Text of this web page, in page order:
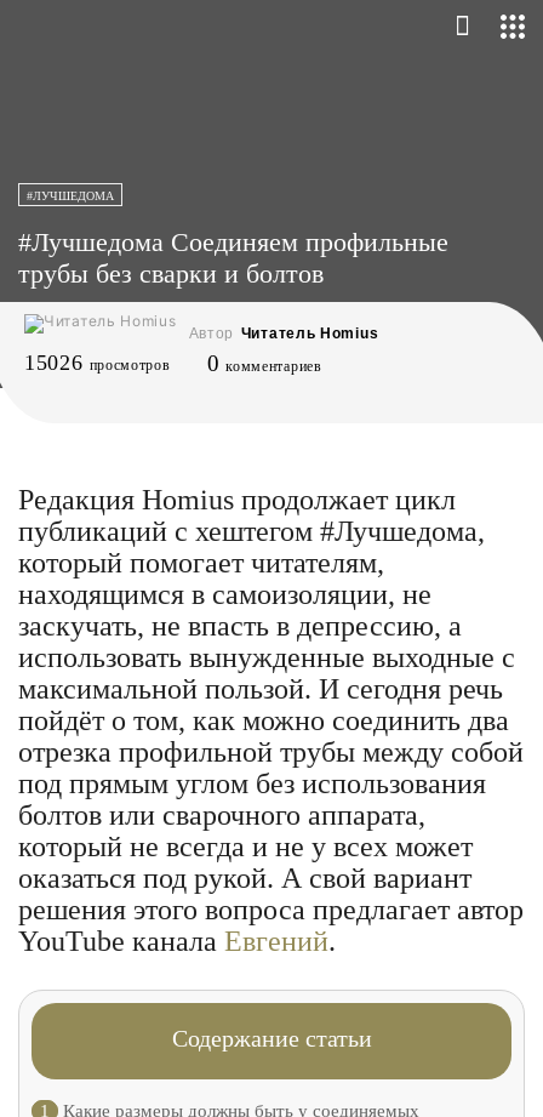
#ЛУЧШЕДОМА
#Лучшедома Соединяем профильные
трубы без сварки и болтов
Автор Читатель Homius
15026 просмотров 0 комментариев
Редакция Homius продолжает цикл
публикаций с хештегом #Лучшедома,
который помогает читателям,
находящимся в самоизоляции, не
заскучать, не впасть в депрессию, а
использовать вынужденные выходные с
максимальной пользой. И сегодня речь
пойдёт о том, как можно соединить два
отрезка профильной трубы между собой
под прямым углом без использования
болтов или сварочного аппарата,
который не всегда и не у всех может
оказаться под рукой. А свой вариант
решения этого вопроса предлагает автор
YouTube канала Евгений.
Содержание статьи
1
Какие размеры должны быть у соединяемых